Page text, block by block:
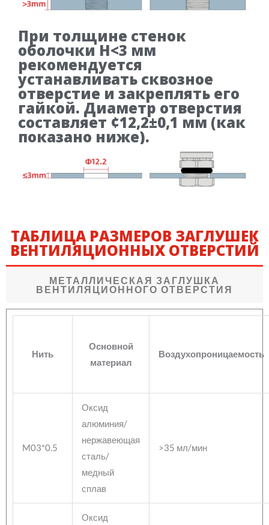
При толщине стенок
оболочки H<3 мм
рекомендуется
устанавливать сквозное
отверстие и закреплять его
гайкой. Диаметр отверстия
составляет ¢12,2±0,1 мм (как
показано ниже).
ТАБЛИЦА РАЗМЕРОВ ЗАГЛУШЕК
ВЕНТИЛЯЦИОННЫХ ОТВЕРСТИЙ
МЕТАЛЛИЧЕСКАЯ ЗАГЛУШКА
ВЕНТИЛЯЦИОННОГО ОТВЕРСТИЯ
Нить
Основной
материал
Воздухопроницаемость
M03*0.5
Оксид
алюминия/
нержавеющая
сталь/
медный
сплав
>35 мл/мин
Оксид